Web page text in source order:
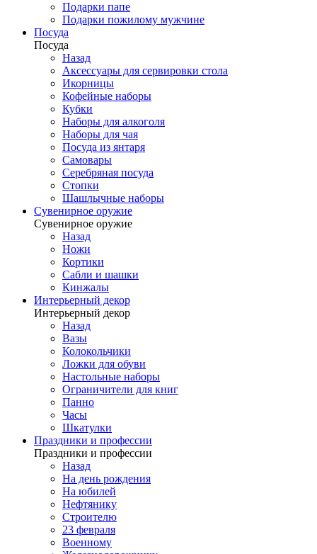
Подарки папе
Подарки пожилому мужчине
Посуда
Посуда
Назад
Аксессуары для сервировки стола
Икорницы
Кофейные наборы
Кубки
Наборы для алкоголя
Наборы для чая
Посуда из янтаря
Самовары
Серебряная посуда
Стопки
Шашлычные наборы
Сувенирное оружие
Сувенирное оружие
Назад
Ножи
Кортики
Сабли и шашки
Кинжалы
Интерьерный декор
Интерьерный декор
Назад
Вазы
Колокольчики
Ложки для обуви
Настольные наборы
Ограничители для книг
Панно
Часы
Шкатулки
Праздники и профессии
Праздники и профессии
Назад
На день рождения
На юбилей
Нефтянику
Строителю
23 февраля
Военному